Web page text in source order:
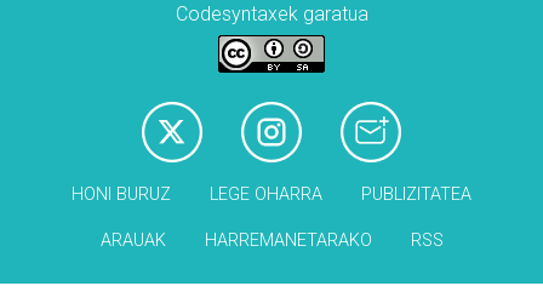
Codesyntaxek garatua
HONI BURUZ LEGE OHARRA PUBLIZITATEA
ARAUAK HARREMANETARAKO RSS